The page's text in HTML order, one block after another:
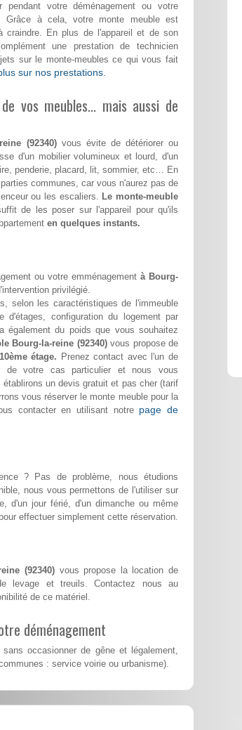
votre déménagement ou votre
Grâce à cela, votre monte meuble est
En plus de l'appareil et de son
une prestation de technicien
sur le monte-meubles ce qui vous fait
sur nos prestations.
vos meubles... mais aussi de
(92340)vous évite de détériorer ou
d'un mobilier volumineux et lourd, d'un
penderie, placard, lit, sommier, etc… En
communes, car vous n'aurez pas de
ou les escaliers. Le monte-meuble
de les poser sur l'appareil pour qu'ils
en quelques instants.
ou votre emménagement à Bourg-
privilégié.
selon les caractéristiques de l'immeuble
d'étages, configuration du logement par
également du poids que vous souhaitez
Bourg-la-reine (92340)vous propose de
étage. Prenez contact avec l'un de
votre cas particulier et nous vous
un devis gratuit et pas cher (tarif
vous réserver le monte meuble pour la
contacter en utilisant notre page de
? Pas de problème, nous étudions
nous vous permettons de l'utiliser sur
d'un jour férié, d'un dimanche ou même
pour effectuer simplement cette réservation.
(92340) vous propose la location de
levage et treuils. Contactez nous au
de ce matériel.
déménagement
occasionner de gêne et légalement,
: service voirie ou urbanisme).